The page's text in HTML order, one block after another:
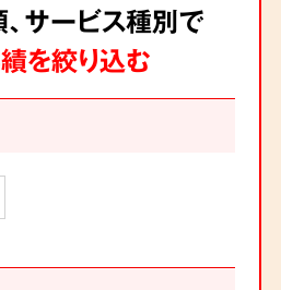
、サービス種別で
を絞り込む